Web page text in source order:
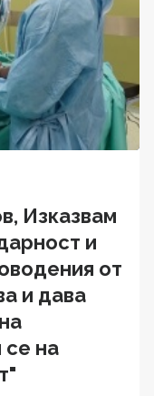
Изказвам
и
от
и дава
се на